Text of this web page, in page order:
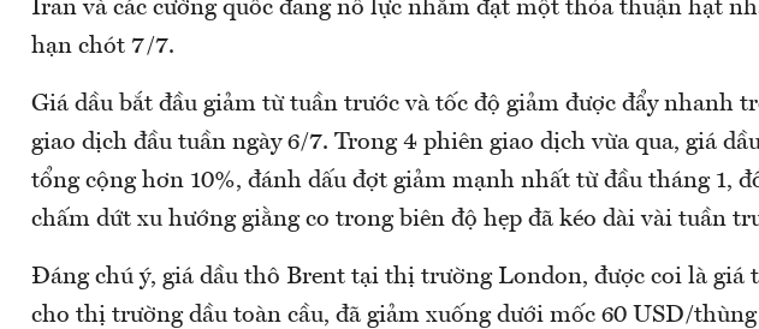
Iran và các cường quốc đang nỗ lực nhằm đạt một thỏa thuận hạt
hạn chót 7/7.
Giá dầu bắt đầu giảm từ tuần trước và tốc độ giảm được đẩy nhanh
giao dịch đầu tuần ngày 6/7. Trong 4 phiên giao dịch vừa qua, giá
tổng cộng hơn 10%, đánh dấu đợt giảm mạnh nhất từ đầu tháng 1,
chấm dứt xu hướng giằng co trong biên độ hẹp đã kéo dài vài tuần
Đáng chú ý, giá dầu thô Brent tại thị trường London, được coi là giá
cho thị trường dầu toàn cầu, đã giảm xuống dưới mốc 60 USD/